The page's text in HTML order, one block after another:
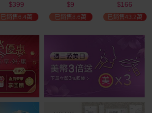
/平替香水/大牌
水/大牌平替
$399
已銷售6.4萬
$9
已銷售8.6萬
可選 MD雙鋼印
$166
已銷售43.2萬